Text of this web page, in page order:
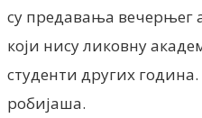
су предавања вечерњег
који нису ликовну
студенти других
робијаша.